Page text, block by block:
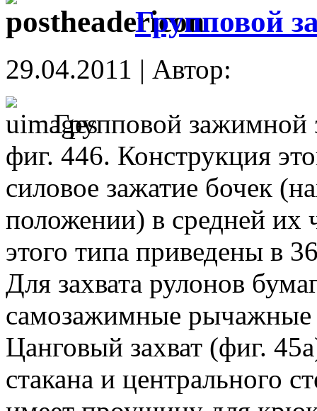
Групповой
29.04.2011 | Автор:
Групповой зажимной
фиг. 446. Конструкция
силовое зажатие бочек
положении) в средней их
этого типа приведены в
Для захвата рулонов
самозажимные рычажные
Цанговый захват (фиг.
стакана и центрального